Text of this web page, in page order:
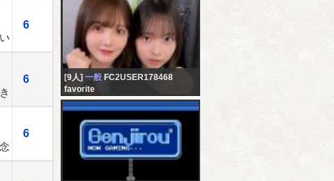
6
6
6
[9人] 一般 FC2USER178468
favorite